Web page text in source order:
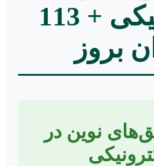
الکترونیکی + 113
بروز
نوین در